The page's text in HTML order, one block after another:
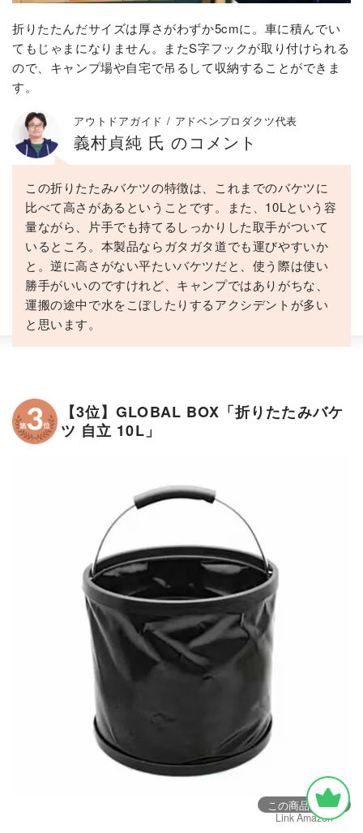
折りたたんだサイズは厚さがわずか5cmに。車に積んでい
てもじゃまになりません。またS字フックが取り付けられる
ので、キャンプ場や自宅で吊るして収納することができま
す。
アウトドアガイド / アドベンプロダクツ代表
義村貞純 氏 のコメント
この折りたたみバケツの特徴は、これまでのバケツに
比べて高さがあるということです。また、10Lという容
量ながら、片手でも持てるしっかりした取手がついて
いるところ。本製品ならガタガタ道でも運びやすいか
と。逆に高さがない平たいバケツだと、使う際は使い
勝手がいいのですけれど、キャンプではありがちな、
運搬の途中で水をこぼしたりするアクシデントが多い
と思います。
【3位】GLOBAL BOX「折りたたみバケ
ツ 自立 10L」
この商品を見る
Link Amazon